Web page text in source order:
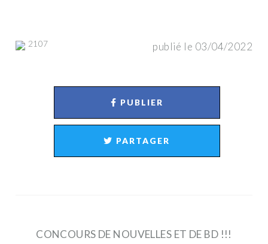
CONCOURS DE NOUVELLES ET DE BD !!!
publié le 03/04/2022
2107
PUBLIER
PARTAGER